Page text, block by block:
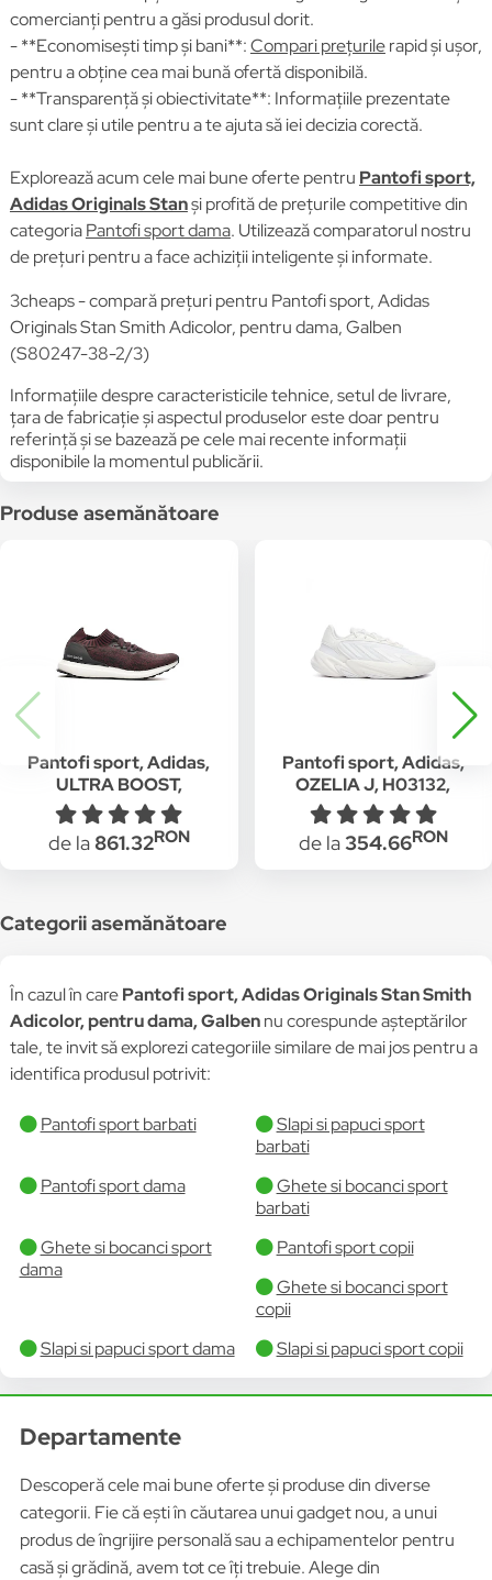
comercianți pentru a găsi produsul dorit.
- **Economisești timp și bani**:Compari prețurilerapid și ușor,
pentru a obține cea mai bună ofertă disponibilă.
- **Transparență și obiectivitate**: Informațiile prezentate
sunt clare și utile pentru a te ajuta să iei decizia corectă.
Explorează acum cele mai bune oferte pentru Pantofi sport,
Adidas Originals Stanși profită de prețurile competitive din
categoriaPantofi sport dama. Utilizează comparatorul nostru
de prețuri pentru a face achiziții inteligente și informate.
3cheaps - compară prețuri pentru Pantofi sport, Adidas
Originals Stan Smith Adicolor, pentru dama, Galben
(S80247-38-2/3)
Informațiile despre caracteristicile tehnice, setul de livrare,
țara de fabricație și aspectul produselor este doar pentru
referință și se bazează pe cele mai recente informații
disponibile la momentul publicării.
Produse asemănătoare
Pantofi sport, Adidas,
ULTRA BOOST,
BY2552, Textil, Rosu,
36 2/3 EU
de la 861.32RON
Pantofi sport, Adidas,
OZELIA J, H03132,
Textil, Alb, 36 2/3 EU
de la354.66RON
Categorii asemănătoare
În cazul în carePantofi sport, Adidas Originals Stan Smith
Adicolor, pentru dama, Galbennu corespunde așteptărilor
tale, te invit să explorezi categoriile similare de mai jos pentru a
identifica produsul potrivit:
Pantofi sport barbati
Slapi si papuci sport
barbati
Pantofi sport dama
Ghete si bocanci sport
barbati
Ghete si bocanci sport
dama
Pantofi sport copii
Ghete si bocanci sport
copii
Slapi si papuci sport dama
Slapi si papuci sport copii
Departamente
Descoperă cele mai bune oferte și produse din diverse
categorii. Fie că ești în căutarea unui gadget nou, a unui
produs de îngrijire personală sau a echipamentelor pentru
casă și grădină, avem tot ce îți trebuie. Alege din